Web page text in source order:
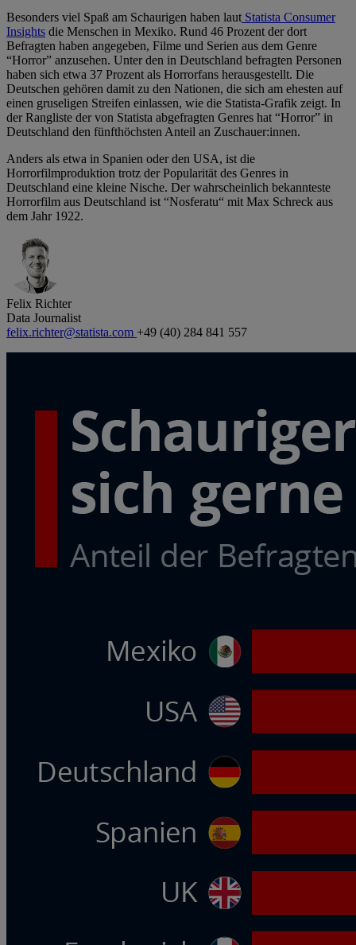
Besonders viel Spaß am Schaurigen haben lautStatista Consumer
Insights die Menschen in Mexiko. Rund 46 Prozent der dort
Befragten haben angegeben, Filme und Serien aus dem Genre
“Horror” anzusehen. Unter den in Deutschland befragten Personen
haben sich etwa 37 Prozent als Horrorfans herausgestellt. Die
Deutschen gehören damit zu den Nationen, die sich am ehesten auf
einen gruseligen Streifen einlassen, wie die Statista-Grafik zeigt. In
der Rangliste der von Statista abgefragten Genres hat “Horror” in
Deutschland den fünfthöchsten Anteil an Zuschauer:innen.
Anders als etwa in Spanien oder den USA, ist die
Horrorfilmproduktion trotz der Popularität des Genres in
Deutschland eine kleine Nische. Der wahrscheinlich bekannteste
Horrorfilm aus Deutschland ist “Nosferatu“ mit Max Schreck aus
dem Jahr 1922.
Felix Richter
Data Journalist
felix.richter@statista.com +49 (40) 284 841 557